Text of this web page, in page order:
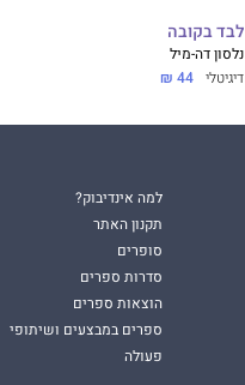
לבד בקובה
נלסון דה-מיל
דיגיטלי 44 ₪
למה אינדיבוק?
תקנון האתר
סופרים
סדרות ספרים
הוצאות ספרים
ספרים במבצעים ושיתופי
פעולה